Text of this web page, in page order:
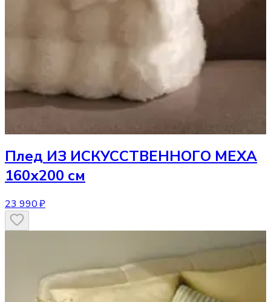
Плед ИЗ ИСКУССТВЕННОГО МЕХА
160х200 см
23 990 ₽